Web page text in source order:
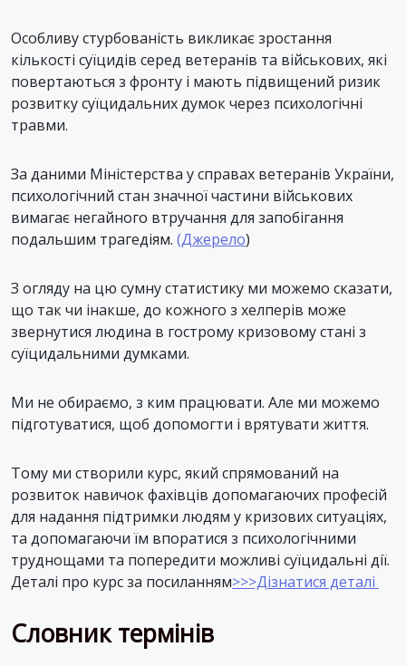
Особливу стурбованість викликає зростання
кількості суїцидів серед ветеранів та військових, які
повертаються з фронту і мають підвищений ризик
розвитку суїцидальних думок через психологічні
травми.
За даними Міністерства у справах ветеранів України,
психологічний стан значної частини військових
вимагає негайного втручання для запобігання
подальшим трагедіям. (Джерело)
З огляду на цю сумну статистику ми можемо сказати,
що так чи інакше, до кожного з хелперів може
звернутися людина в гострому кризовому стані з
суїцидальними думками.
Ми не обираємо, з ким працювати. Але ми можемо
підготуватися, щоб допомогти і врятувати життя.
Тому ми створили курс, який спрямований на
розвиток навичок фахівців допомагаючих професій
для надання підтримки людям у кризових ситуаціях,
та допомагаючи їм впоратися з психологічними
труднощами та попередити можливі суїцидальні дії.
Деталі про курс за посиланням>>>Дізнатися деталі
Словник термінів